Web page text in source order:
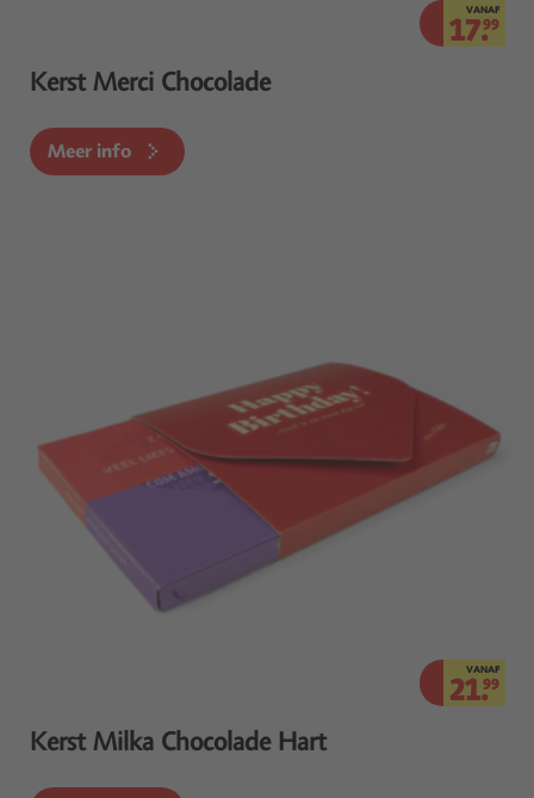
VANAF
17.99
Kerst Merci Chocolade
Meer info
VANAF
21.99
Kerst Milka Chocolade Hart